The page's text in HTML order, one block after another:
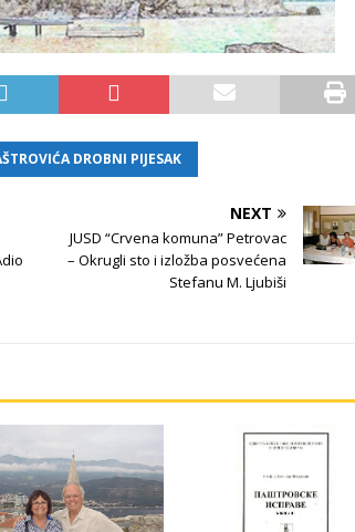
DROBNI PIJESAK
NEXT
JUSD “Crvena komuna” Petrovac
– Okrugli sto i izložba posvećena
Stefanu M. Ljubiši